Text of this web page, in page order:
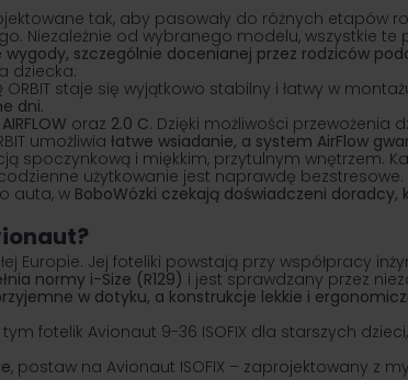
tak, aby pasowały do różnych etapów
Niezależnie od wybranego modelu, wszystkie te
szczególnie docenianej przez rodziców
dziecka:
ORBIT staje się wyjątkowo stabilny i łatwy w
dni.
AIRFLOW oraz 2.0 C. Dzięki możliwości przewożenia
umożliwia łatwe wsiadanie, a system AirFlow
spoczynkową i miękkim, przytulnym wnętrzem.
użytkowanie jest naprawdę bezstresowe.
auta, w BoboWózki czekają doświadczeni
Europie. Jej foteliki powstają przy współpracy
normy i-Size (R129) i jest sprawdzany przez
w dotyku, a konstrukcje lekkie i
tym fotelik Avionaut 9-36 ISOFIX dla starszych
, postaw na Avionaut ISOFIX – zaprojektowany z